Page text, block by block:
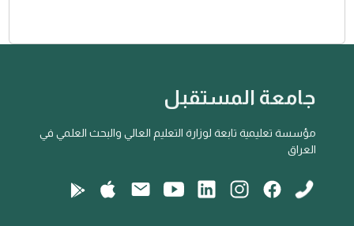
جامعة المستقبل
مؤسسة تعليمية تابعة لوزارة التعليم العالي والبحث العلمي في
العراق